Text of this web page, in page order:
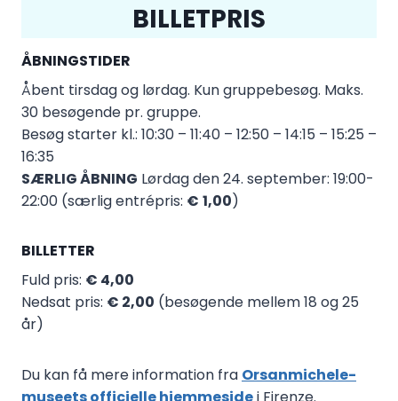
BILLETPRIS
ÅBNINGSTIDER
Åbent tirsdag og lørdag. Kun gruppebesøg. Maks.
30 besøgende pr. gruppe.
Besøg starter kl.: 10:30 – 11:40 – 12:50 – 14:15 – 15:25 –
16:35
SÆRLIG ÅBNING Lørdag den 24. september: 19:00-
22:00 (særlig entrépris: € 1,00)
BILLETTER
Fuld pris: € 4,00
Nedsat pris: € 2,00 (besøgende mellem 18 og 25
år)
Du kan få mere information fra Orsanmichele-